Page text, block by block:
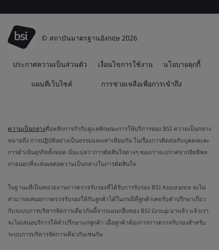
© สถาบันมาตรฐานอังกฤษ 2026
ประกาศความเป็นส่วนตัว เงื่อนไขการใช้งาน นโยบายคุกกี้
แผนที่เว็บไซต์ การช่วยเหลือเพื่อการเข้าถึง
ความเป็นกลางคือหลักการกำกับดูแลลักษณะการให้บริการของ BSI ความเป็นกลาง
หมายถึง การปฏิบัติอย่างเป็นธรรมและเท่าเทียมกัน ในเรื่องการติดต่อกับบุคคลและ
การดำเนินธุรกิจทั้งหมด นั่นแปลว่าการตัดสินใจต่างๆ ของเราจะปราศจากอิทธิพล
ภายนอกที่จะส่งผลต่อความเป็นกลางในการตัดสินใจ
ในฐานะที่เป็นหน่วยงานการตรวจรับรองที่ได้รับการรับรอง BSI Assurance จะไม่
สามารถเสนอการตรวจรับรองให้กับลูกค้าได้ในกรณีที่ลูกค้าเคยรับคำปรึกษาเกี่ยว
กับระบบการบริหารจัดการเดียวกันนี้จากแผนกอื่นของ BSI Group มาแล้ว แล้วเรา
จะไม่เสนอบริการให้คำปรึกษาแก่ลูกค้า เมื่อลูกค้าต้องการการตรวจรับรองสำหรับ
ระบบการบริหารจัดการเดียวกันเช่นกัน